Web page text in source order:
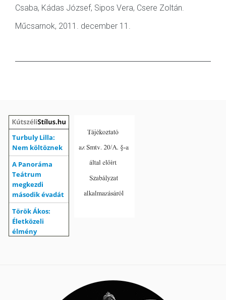
Csaba, Kádas József, Sipos Vera, Csere Zoltán.
Műcsarnok, 2011. december 11.